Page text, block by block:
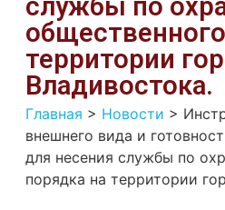
службы по
территории
Владивостока.
Главная > Новости >
внешнего вида и
для несения службы по
порядка на территории